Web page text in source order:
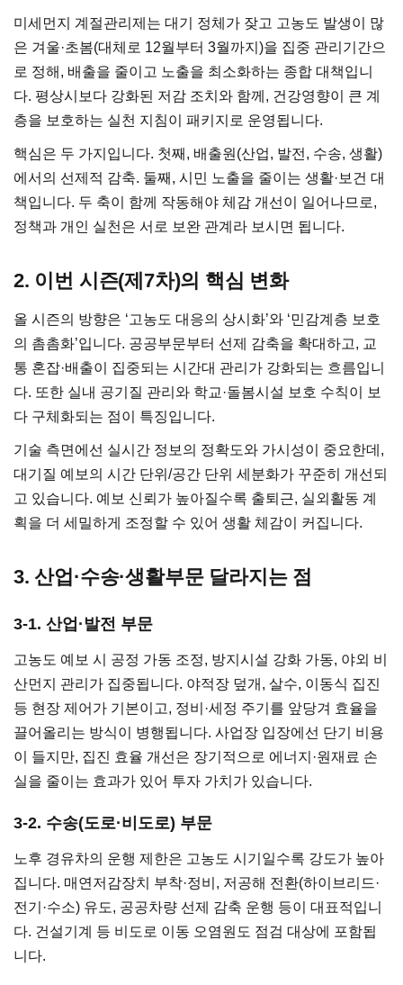
미세먼지 계절관리제는 대기 정체가 잦고 고농도 발생이 많
은 겨울·초봄(대체로 12월부터 3월까지)을 집중 관리기간으
로 정해, 배출을 줄이고 노출을 최소화하는 종합 대책입니
다. 평상시보다 강화된 저감 조치와 함께, 건강영향이 큰 계
층을 보호하는 실천 지침이 패키지로 운영됩니다.
핵심은 두 가지입니다. 첫째, 배출원(산업, 발전, 수송, 생활)
에서의 선제적 감축. 둘째, 시민 노출을 줄이는 생활·보건 대
책입니다. 두 축이 함께 작동해야 체감 개선이 일어나므로,
정책과 개인 실천은 서로 보완 관계라 보시면 됩니다.
2. 이번 시즌(제7차)의 핵심 변화
올 시즌의 방향은 ‘고농도 대응의 상시화’와 ‘민감계층 보호
의 촘촘화’입니다. 공공부문부터 선제 감축을 확대하고, 교
통 혼잡·배출이 집중되는 시간대 관리가 강화되는 흐름입니
다. 또한 실내 공기질 관리와 학교·돌봄시설 보호 수칙이 보
다 구체화되는 점이 특징입니다.
기술 측면에선 실시간 정보의 정확도와 가시성이 중요한데,
대기질 예보의 시간 단위/공간 단위 세분화가 꾸준히 개선되
고 있습니다. 예보 신뢰가 높아질수록 출퇴근, 실외활동 계
획을 더 세밀하게 조정할 수 있어 생활 체감이 커집니다.
3. 산업·수송·생활부문 달라지는 점
3-1. 산업·발전 부문
고농도 예보 시 공정 가동 조정, 방지시설 강화 가동, 야외 비
산먼지 관리가 집중됩니다. 야적장 덮개, 살수, 이동식 집진
등 현장 제어가 기본이고, 정비·세정 주기를 앞당겨 효율을
끌어올리는 방식이 병행됩니다. 사업장 입장에선 단기 비용
이 들지만, 집진 효율 개선은 장기적으로 에너지·원재료 손
실을 줄이는 효과가 있어 투자 가치가 있습니다.
3-2. 수송(도로·비도로) 부문
노후 경유차의 운행 제한은 고농도 시기일수록 강도가 높아
집니다. 매연저감장치 부착·정비, 저공해 전환(하이브리드·
전기·수소) 유도, 공공차량 선제 감축 운행 등이 대표적입니
다. 건설기계 등 비도로 이동 오염원도 점검 대상에 포함됩
니다.